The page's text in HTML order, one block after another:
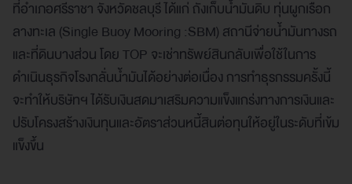
ที่อำเภอศรีราชา จังหวัดชลบุรี ได้แก่ ถังเก็บน้ำมันดิบ ทุ่นผูกเรือก
ลางทะเล (Single Buoy Mooring :SBM) สถานีจ่ายน้ำมันทางรถ
และที่ดินบางส่วน โดย TOP จะเช่าทรัพย์สินกลับเพื่อใช้ในการ
ดำเนินธุรกิจโรงกลั่นน้ำมันได้อย่างต่อเนื่อง การทำธุรกรรมครั้งนี้
จะทำให้บริษัทฯ ได้รับเงินสดมาเสริมความแข็งแกร่งทางการเงินและ
ปรับโครงสร้างเงินทุนและอัตราส่วนหนี้สินต่อทุนให้อยู่ในระดับที่เข้ม
แข็งขึ้น